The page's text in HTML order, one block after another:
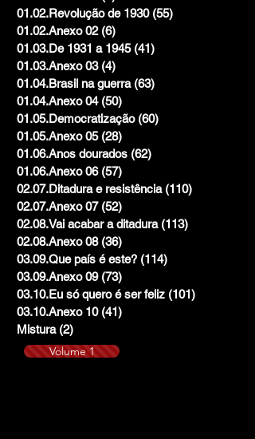
01.02.Revolução de 1930 (55)
01.02.Anexo 02 (6)
01.03.De 1931 a 1945 (41)
01.03.Anexo 03 (4)
01.04.Brasil na guerra (63)
01.04.Anexo 04 (50)
01.05.Democratização (60)
01.05.Anexo 05 (28)
01.06.Anos dourados (62)
01.06.Anexo 06 (57)
02.07.Ditadura e resistência (110)
02.07.Anexo 07 (52)
02.08.Vai acabar a ditadura (113)
02.08.Anexo 08 (36)
03.09.Que país é este? (114)
03.09.Anexo 09 (73)
03.10.Eu só quero é ser feliz (101)
03.10.Anexo 10 (41)
Mistura (2)
Volume 1